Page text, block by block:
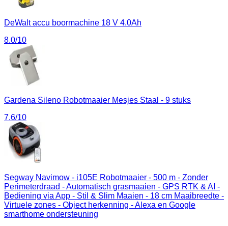
DeWalt accu boormachine 18 V 4.0Ah
8.0/10
Gardena Sileno Robotmaaier Mesjes Staal - 9 stuks
7.6/10
Segway Navimow - i105E Robotmaaier - 500 m - Zonder
Perimeterdraad - Automatisch grasmaaien - GPS RTK & AI -
Bediening via App - Stil & Slim Maaien - 18 cm Maaibreedte -
Virtuele zones - Object herkenning - Alexa en Google
smarthome ondersteuning